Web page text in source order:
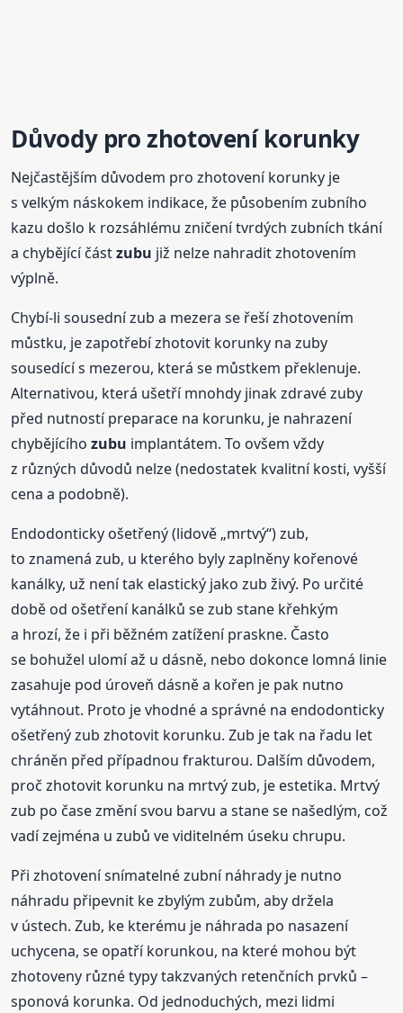
Důvody pro zhotovení korunky
Nejčastějším důvodem pro zhotovení korunky je
s velkým náskokem indikace, že působením zubního
kazu došlo k rozsáhlému zničení tvrdých zubních tkání
a chybějící částzubu již nelze nahradit zhotovením
výplně.
Chybí-li sousední zub a mezera se řeší zhotovením
můstku, je zapotřebí zhotovit korunky na zuby
sousedící s mezerou, která se můstkem překlenuje.
Alternativou, která ušetří mnohdy jinak zdravé zuby
před nutností preparace na korunku, je nahrazení
chybějícíhozubu implantátem. To ovšem vždy
z různých důvodů nelze (nedostatek kvalitní kosti, vyšší
cena a podobně).
Endodonticky ošetřený (lidově „mrtvý“) zub,
to znamená zub, u kterého byly zaplněny kořenové
kanálky, už není tak elastický jako zub živý. Po určité
době od ošetření kanálků se zub stane křehkým
a hrozí, že i při běžném zatížení praskne. Často
se bohužel ulomí až u dásně, nebo dokonce lomná linie
zasahuje pod úroveň dásně a kořen je pak nutno
vytáhnout. Proto je vhodné a správné na endodonticky
ošetřený zub zhotovit korunku. Zub je tak na řadu let
chráněn před případnou frakturou. Dalším důvodem,
proč zhotovit korunku na mrtvý zub, je estetika. Mrtvý
zub po čase změní svou barvu a stane se našedlým, což
vadí zejména u zubů ve viditelném úseku chrupu.
Při zhotovení snímatelné zubní náhrady je nutno
náhradu připevnit ke zbylým zubům, aby držela
v ústech. Zub, ke kterému je náhrada po nasazení
uchycena, se opatří korunkou, na které mohou být
zhotoveny různé typy takzvaných retenčních prvků –
sponová korunka. Od jednoduchých, mezi lidmi